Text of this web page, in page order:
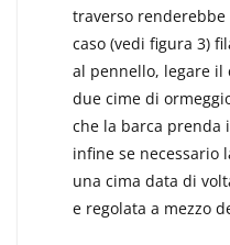
traverso renderebbe
caso (vedi figura 3)
al pen­nello, legare il
due cime di
che la barca prenda
infine se necessario
una cima data di
e re­golata a mezzo